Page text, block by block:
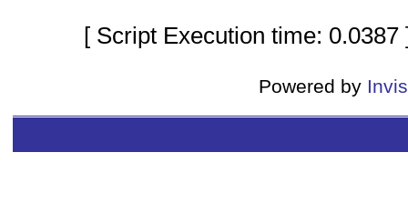
[ Script Execution time:
Powered by